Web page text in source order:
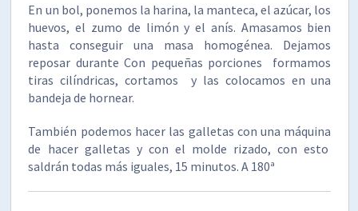
En un bol, ponemos la harina, la manteca, el azúcar, los
huevos, el zumo de limón y el anís. Amasamos bien
hasta conseguir una masa homogénea. Dejamos
reposar durante Con pequeñas porciones formamos
tiras cilíndricas, cortamos y las colocamos en una
bandeja de hornear.
También podemos hacer las galletas con una máquina
de hacer galletas y con el molde rizado, con esto
saldrán todas más iguales, 15 minutos. A 180ª